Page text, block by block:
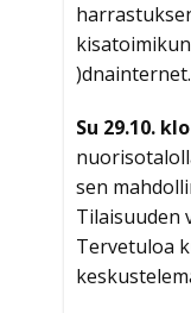
Su 29.10.
sen
Tilaisuuden
Tervetuloa